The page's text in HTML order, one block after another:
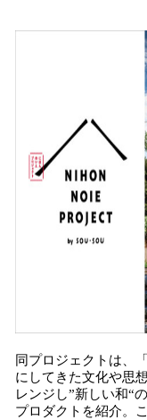
す
同プロジェクトは、
にしてきた文化や思
レンジし”新しい和“
プロダクトを紹介。